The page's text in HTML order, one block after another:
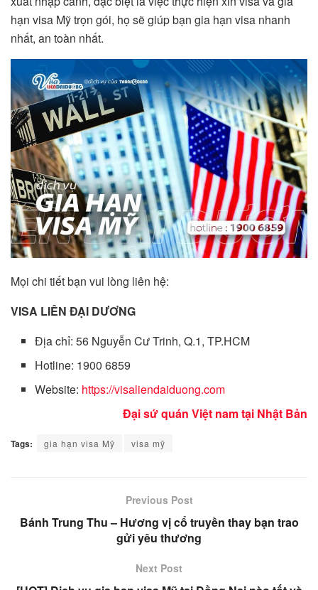
hạn visa Mỹ trọn gói, họ sẽ giúp bạn gia hạn visa nhanh
nhất, an toàn nhất.
Mọi chi tiết bạn vui lòng liên hệ:
VISA LIÊN ĐẠI DƯƠNG
Địa chỉ: 56 Nguyễn Cư Trinh, Q.1, TP.HCM
Hotline: 1900 6859
Website: https://visaliendaiduong.com
Đại sứ quán Việt nam tại Nhật Bản
Tags: gia hạn visa Mỹ visa mỹ
Previous Post
Bánh Trung Thu – Hương vị cổ truyền thay bạn trao
gửi yêu thương
Next Post